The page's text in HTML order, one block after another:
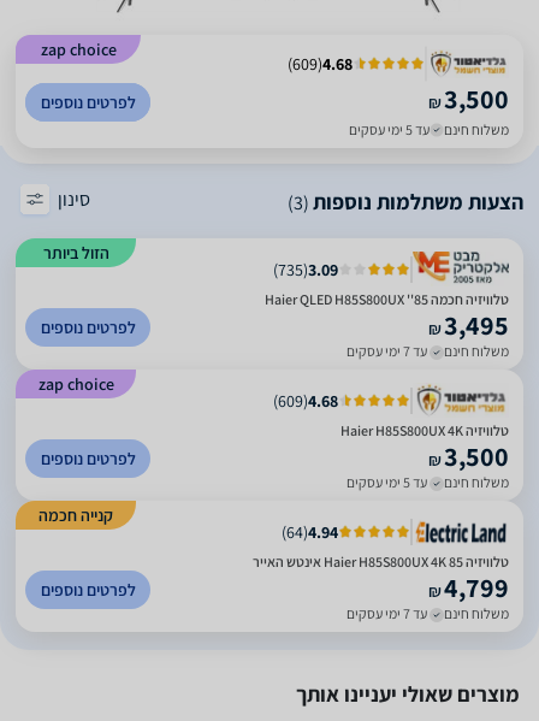
zap choice
4.68
(
609
)
₪3,500
משלוח חינם עד 5 ימי עסקים
לפרטים נוספים
הצעות משתלמות נוספות(3) סינון
הזול ביותר
3.09
(
735
)
טלוויזיה חכמה 85'' Haier QLED H85S800UX
₪3,495
משלוח חינם עד 7 ימי עסקים
לפרטים נוספים
zap choice
4.68
(
609
)
טלוויזיה Haier H85S800UX 4K ‏‏
₪3,500
משלוח חינם עד 5 ימי עסקים
לפרטים נוספים
קנייה חכמה
4.94
(
64
)
טלוויזיה Haier H85S800UX 4K 85 אינטש האייר
₪4,799
משלוח חינם עד 7 ימי עסקים
לפרטים נוספים
מוצרים שאולי יעניינו אותך